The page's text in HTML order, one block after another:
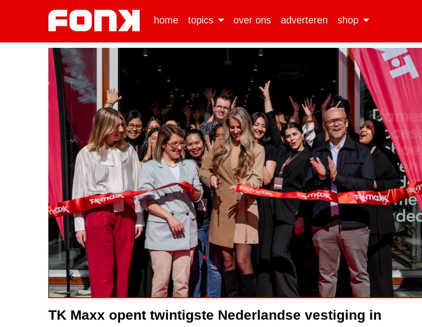
home topics over ons adverteren shop
TK Maxx opent twintigste Nederlandse vestiging in